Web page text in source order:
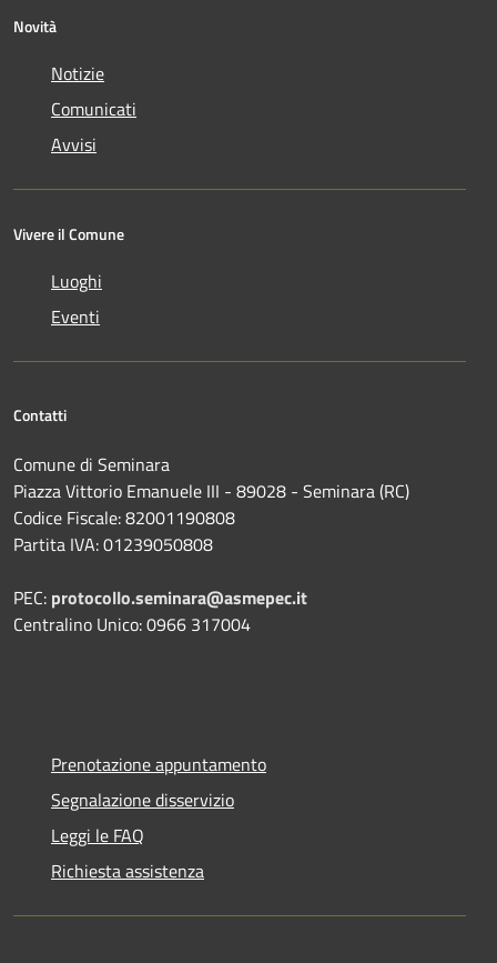
Novità
Notizie
Comunicati
Avvisi
Vivere il Comune
Luoghi
Eventi
Contatti
Comune di Seminara
Piazza Vittorio Emanuele III - 89028 - Seminara (RC)
Codice Fiscale: 82001190808
Partita IVA: 01239050808
PEC: protocollo.seminara@asmepec.it
Centralino Unico: 0966 317004
Prenotazione appuntamento
Segnalazione disservizio
Leggi le FAQ
Richiesta assistenza